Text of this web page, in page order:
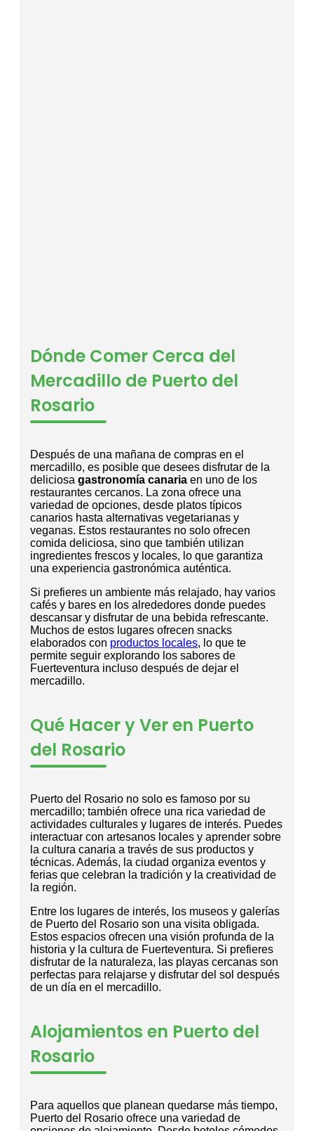
Dónde Comer Cerca del
Mercadillo de Puerto del
Rosario
Después de una mañana de compras en el
mercadillo, es posible que desees disfrutar de la
deliciosa gastronomía canaria en uno de los
restaurantes cercanos. La zona ofrece una
variedad de opciones, desde platos típicos
canarios hasta alternativas vegetarianas y
veganas. Estos restaurantes no solo ofrecen
comida deliciosa, sino que también utilizan
ingredientes frescos y locales, lo que garantiza
una experiencia gastronómica auténtica.
Si prefieres un ambiente más relajado, hay varios
cafés y bares en los alrededores donde puedes
descansar y disfrutar de una bebida refrescante.
Muchos de estos lugares ofrecen snacks
elaborados con productos locales, lo que te
permite seguir explorando los sabores de
Fuerteventura incluso después de dejar el
mercadillo.
Qué Hacer y Ver en Puerto
del Rosario
Puerto del Rosario no solo es famoso por su
mercadillo; también ofrece una rica variedad de
actividades culturales y lugares de interés. Puedes
interactuar con artesanos locales y aprender sobre
la cultura canaria a través de sus productos y
técnicas. Además, la ciudad organiza eventos y
ferias que celebran la tradición y la creatividad de
la región.
Entre los lugares de interés, los museos y galerías
de Puerto del Rosario son una visita obligada.
Estos espacios ofrecen una visión profunda de la
historia y la cultura de Fuerteventura. Si prefieres
disfrutar de la naturaleza, las playas cercanas son
perfectas para relajarse y disfrutar del sol después
de un día en el mercadillo.
Alojamientos en Puerto del
Rosario
Para aquellos que planean quedarse más tiempo,
Puerto del Rosario ofrece una variedad de